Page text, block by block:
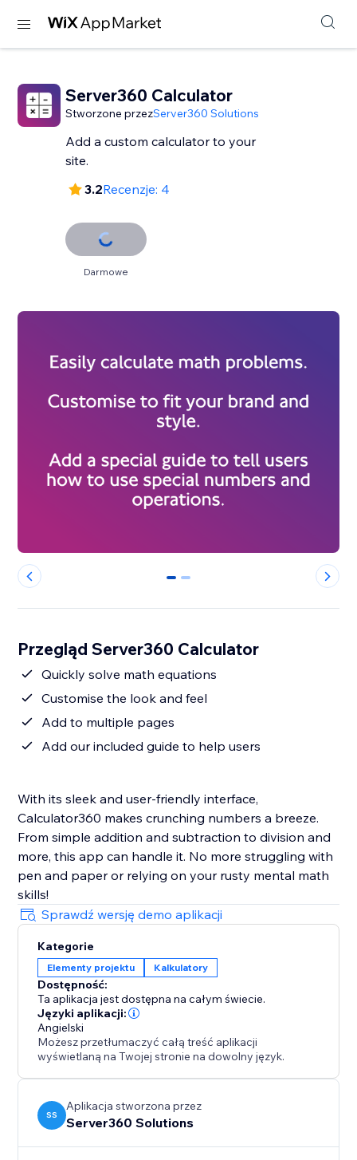
Server360 Calculator
Stworzone przezServer360 Solutions
Add a custom calculator to your
site.
3.2Recenzje: 4
Darmowe
0 1
Przegląd Server360 Calculator
Quickly solve math equations
Customise the look and feel
Add to multiple pages
Add our included guide to help users
With its sleek and user-friendly interface,
Calculator360 makes crunching numbers a breeze.
From simple addition and subtraction to division and
more, this app can handle it. No more struggling with
pen and paper or relying on your rusty mental math
skills!
Sprawdź wersję demo aplikacji
Kategorie
Elementy projektu Kalkulatory
Dostępność:
Ta aplikacja jest dostępna na całym świecie.
Języki aplikacji:
Angielski
Możesz przetłumaczyć całą treść aplikacji
wyświetlaną na Twojej stronie na dowolny język.
SS
Aplikacja stworzona przez
Server360 Solutions